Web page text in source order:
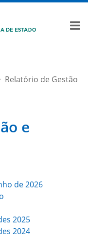
Relatório de Gestão
e
de 2026
2025
2024